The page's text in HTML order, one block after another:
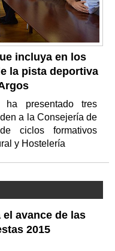
incluya en los
la pista deportiva
ha presentado tres
a la Consejería de
ciclos formativos
y Hostelería
avance de las
2015